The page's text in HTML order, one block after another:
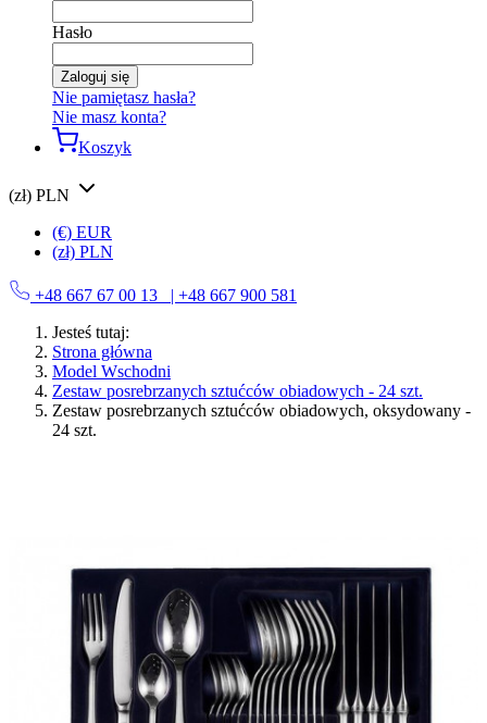
Hasło
Zaloguj się
Nie pamiętasz hasła?
Nie masz konta?
Koszyk
(zł) PLN
(€) EUR
(zł) PLN
+48 667 67 00 13
| +48 667 900 581
Jesteś tutaj:
Strona główna
Model Wschodni
Zestaw posrebrzanych sztućców obiadowych - 24 szt.
Zestaw posrebrzanych sztućców obiadowych, oksydowany -
24 szt.